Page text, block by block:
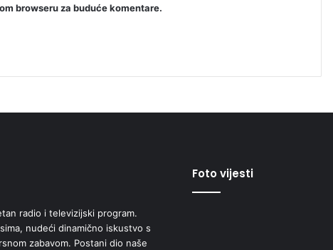
browseru za buduće komentare.
radio i televizijski program.
nudeći dinamično iskustvo s
zabavom. Postani dio naše
Foto vijesti